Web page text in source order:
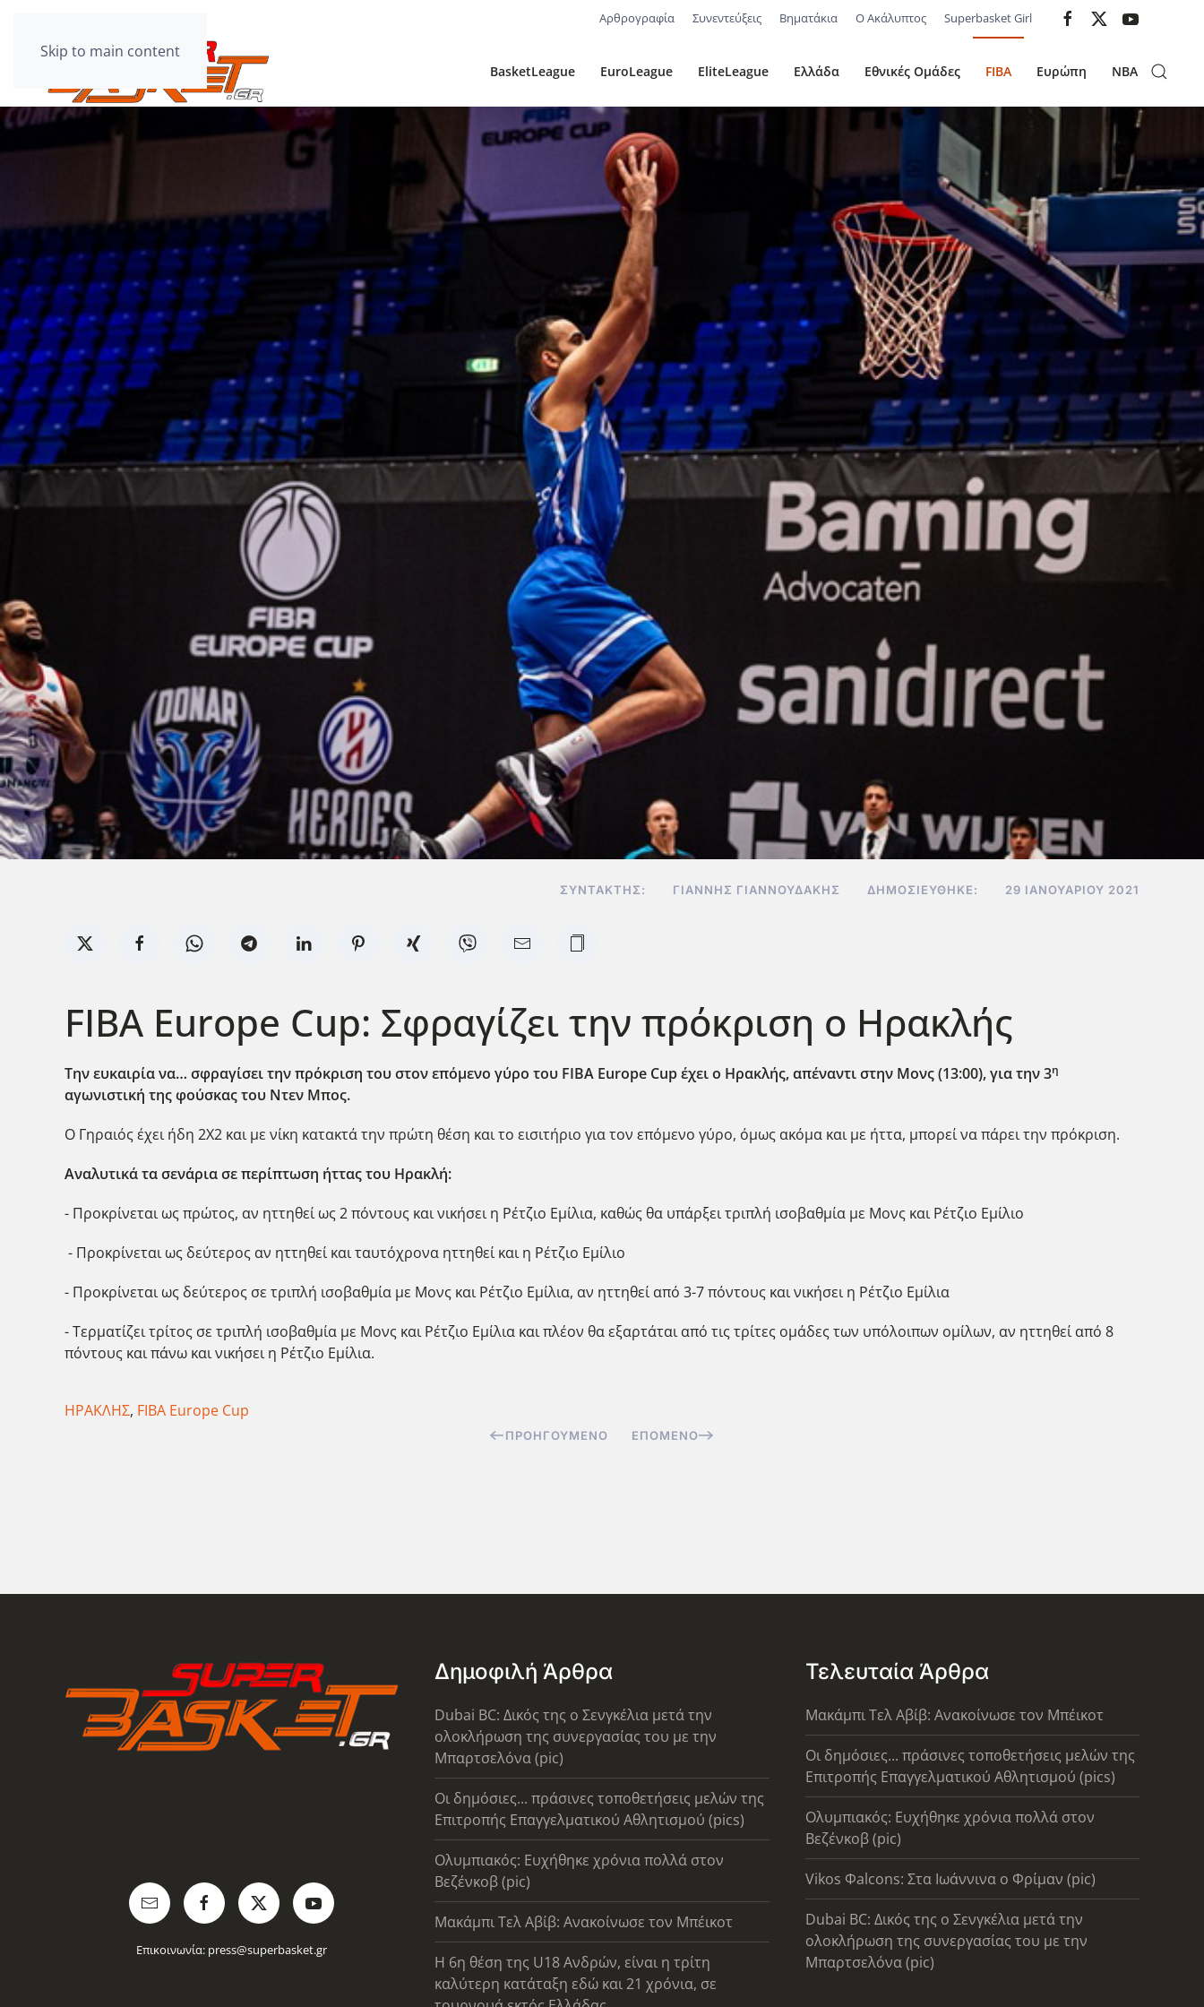
Skip to main content
Αρθρογραφία Συνεντεύξεις Βηματάκια Ο Ακάλυπτος Superbasket Girl
BasketLeague EuroLeague EliteLeague Ελλάδα Εθνικές Ομάδες FIBA Ευρώπη NBA
ΣΥΝΤΆΚΤΗΣ: ΓΙΆΝΝΗΣ ΓΙΑΝΝΟΥΔΆΚΗΣ ΔΗΜΟΣΙΕΎΘΗΚΕ: 29 ΙΑΝΟΥΑΡΊΟΥ 2021
FIBA Europe Cup: Σφραγίζει την πρόκριση ο Ηρακλής
Την ευκαιρία να… σφραγίσει την πρόκριση του στον επόμενο γύρο του FIBA Europe Cupέχει ο Ηρακλής, απέναντι στην Μονς (13:00), για την 3η
αγωνιστική της φούσκας του Ντεν Μπος.
Ο Γηραιός έχει ήδη 2Χ2 και με νίκη κατακτά την πρώτη θέση και το εισιτήριο για τον επόμενο γύρο, όμως ακόμα και με ήττα, μπορεί να πάρει την πρόκριση.
Αναλυτικά τα σενάρια σε περίπτωση ήττας του Ηρακλή:
- Προκρίνεται ως πρώτος, αν ηττηθεί ως 2 πόντους και νικήσει η Ρέτζιο Εμίλια, καθώς θα υπάρξει τριπλή ισοβαθμία με Μονς και Ρέτζιο Εμίλιο
- Προκρίνεται ως δεύτερος αν ηττηθεί και ταυτόχρονα ηττηθεί και η Ρέτζιο Εμίλιο
- Προκρίνεται ως δεύτερος σε τριπλή ισοβαθμία με Μονς και Ρέτζιο Εμίλια, αν ηττηθεί από 3-7 πόντους και νικήσει η Ρέτζιο Εμίλια
- Τερματίζει τρίτος σε τριπλή ισοβαθμία με Μονς και Ρέτζιο Εμίλια και πλέον θα εξαρτάται από τις τρίτες ομάδες των υπόλοιπων ομίλων, αν ηττηθεί από 8
πόντους και πάνω και νικήσει η Ρέτζιο Εμίλια.
ΗΡΑΚΛΗΣ, FIBA Europe Cup
ΠΡΟΗΓΟΎΜΕΝΟ ΕΠΌΜΕΝΟ
Επικοινωνία: press@superbasket.gr
Δημοφιλή Άρθρα
Dubai BC: Δικός της ο Σενγκέλια μετά την
ολοκλήρωση της συνεργασίας του με την
Μπαρτσελόνα (pic)
Οι δημόσιες... πράσινες τοποθετήσεις μελών της
Επιτροπής Επαγγελματικού Αθλητισμού (pics)
Ολυμπιακός: Ευχήθηκε χρόνια πολλά στον
Βεζένκοβ (pic)
Μακάμπι Τελ Αβίβ: Ανακοίνωσε τον Μπέικοτ
Η 6η θέση της U18 Ανδρών, είναι η τρίτη
καλύτερη κατάταξη εδώ και 21 χρόνια, σε
Τελευταία Άρθρα
Μακάμπι Τελ Αβίβ: Ανακοίνωσε τον Μπέικοτ
Οι δημόσιες... πράσινες τοποθετήσεις μελών της
Επιτροπής Επαγγελματικού Αθλητισμού (pics)
Ολυμπιακός: Ευχήθηκε χρόνια πολλά στον
Βεζένκοβ (pic)
Vikos Φalcons: Στα Ιωάννινα ο Φρίμαν (pic)
Dubai BC: Δικός της ο Σενγκέλια μετά την
ολοκλήρωση της συνεργασίας του με την
Μπαρτσελόνα (pic)